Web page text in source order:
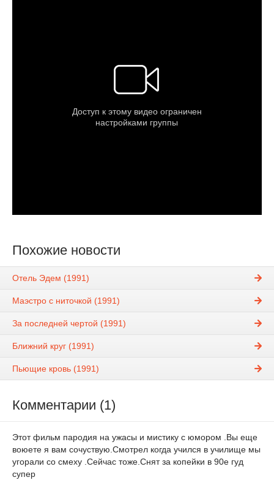
Похожие новости
Отель Эдем (1991)
Маэстро с ниточкой (1991)
За последней чертой (1991)
Ближний круг (1991)
Пьющие кровь (1991)
Комментарии (1)
Этот фильм пародия на ужасы и мистику с юмором .Вы еще
воюете я вам сочуствую.Смотрел когда учился в училище мы
угорали со смеху .Сейчас тоже.Снят за копейки в 90е гуд
супер